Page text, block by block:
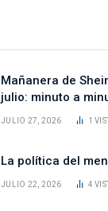
Mañanera de
julio: minuto a
JULIO 27, 2026 1
La política del
JULIO 22, 2026 4